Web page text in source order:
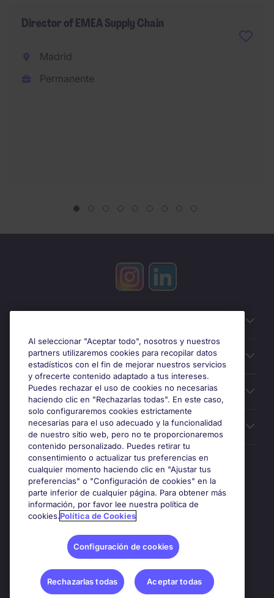
Director of EMEA Supply Chain
Madrid
Permanente
Búsqueda de empleo
Oficinas
Sobre Michael Page
Premios y certificaciones
Al seleccionar "Aceptar todo", nosotros y nuestros
partners utilizaremos cookies para recopilar datos
estadísticos con el fin de mejorar nuestros servicios
y ofrecerte contenido adaptado a tus intereses.
Puedes rechazar el uso de cookies no necesarias
haciendo clic en "Rechazarlas todas". En este caso,
solo configuraremos cookies estrictamente
necesarias para el uso adecuado y la funcionalidad
de nuestro sitio web, pero no te proporcionaremos
contenido personalizado. Puedes retirar tu
consentimiento o actualizar tus preferencias en
cualquier momento haciendo clic en "Ajustar tus
preferencias" o "Configuración de cookies" en la
parte inferior de cualquier página. Para obtener más
información, por favor lee nuestra política de
cookies.Política de Cookies
Configuración de cookies
Rechazarlas todas Aceptar todas